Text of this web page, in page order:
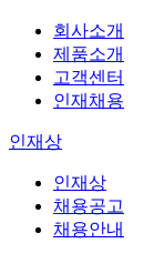
회사소개
제품소개
고객센터
인재채용
인재상
인재상
채용공고
채용안내